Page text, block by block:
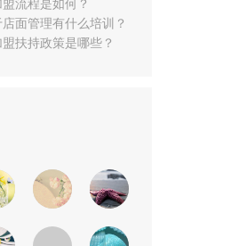
流程是如何？
面管理有什么培训？
扶持政策是哪些？